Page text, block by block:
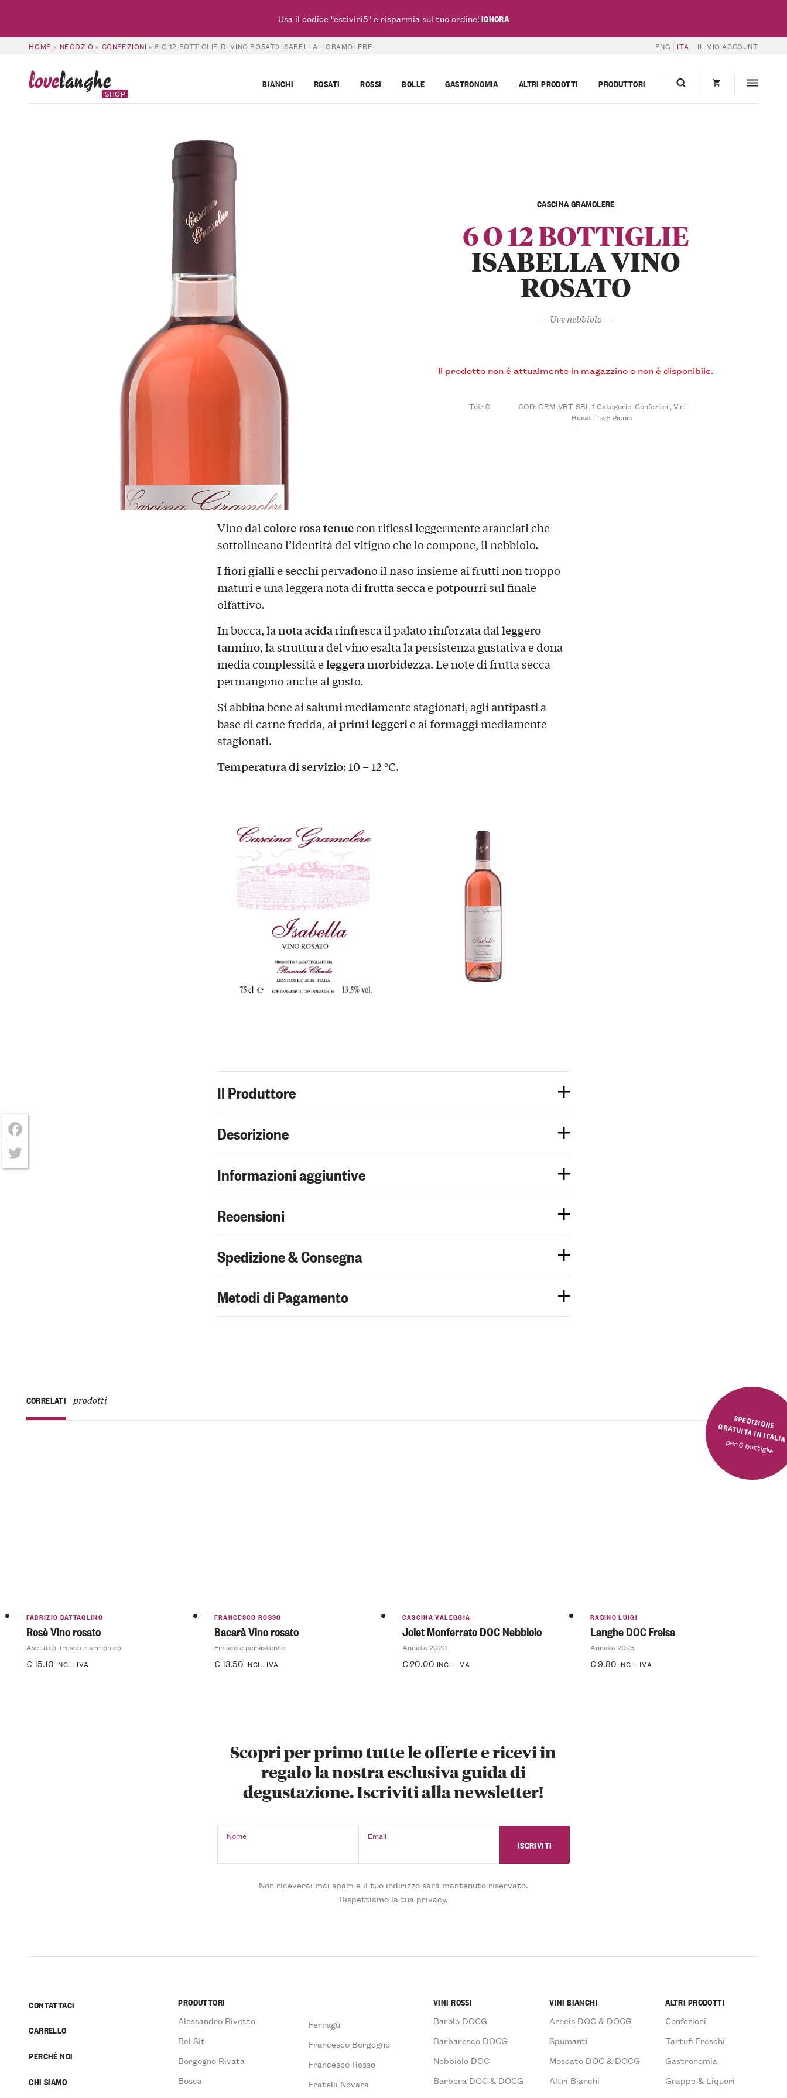
HOME » NEGOZIO » CONFEZIONI »6 O 12 BOTTIGLIE DI VINO ROSATO ISABELLA – GRAMOLERE ENG ITA IL MIO ACCOUNT
lovelanghe
SHOP
BIANCHI ROSATI ROSSI BOLLE GASTRONOMIA ALTRI PRODOTTI PRODUTTORI
CASCINA GRAMOLERE
6 O 12 BOTTIGLIE
ISABELLA VINO
ROSATO
— Uve nebbiolo —
Il prodotto non è attualmente in magazzino e non è disponibile.
Tot: € COD:GRM-VRT-SBL-1 Categorie:Confezioni,Vini
RosatiTag: Picnic
Vino dalcolore rosa tenuecon riflessi leggermente aranciati che
sottolineano l’identità del vitigno che lo compone, il nebbiolo.
Ifiori gialli e secchipervadono il naso insieme ai frutti non troppo
maturi e una leggera nota difrutta seccaepotpourrisul finale
olfattivo.
In bocca, lanota acidarinfresca il palato rinforzata dalleggero
tannino, la struttura del vino esalta la persistenza gustativa e dona
media complessità eleggera morbidezza. Le note di frutta secca
permangono anche al gusto.
Si abbina bene aisalumimediamente stagionati, agliantipasti a
base di carne fredda, aiprimi leggerie aiformaggimediamente
stagionati.
Temperatura di servizio: 10 – 12 °C.
Il Produttore
Descrizione
Informazioni aggiuntive
Recensioni
Spedizione & Consegna
Metodi di Pagamento
SPEDIZIONE GRATUITA IN ITALIA
per 6 bottiglie
CORRELATI prodotti
FABRIZIO BATTAGLINO
Rosè Vino rosato
Asciutto, fresco e armonico
€15.10 INCL. IVA
FRANCESCO ROSSO
Bacarà Vino rosato
Fresco e persistente
€13.50 INCL. IVA
CASCINA VALEGGIA
Jolet Monferrato DOC Nebbiolo
Annata 2020
€20.00 INCL. IVA
RABINO LUIGI
Langhe DOC Freisa
Annata 2025
€9.80 INCL. IVA
Scopri per primo tutte le offerte e ricevi in
regalo la nostra esclusiva guida di
degustazione. Iscriviti alla newsletter!
Nome Email
Non riceverai mai spam e il tuo indirizzo sarà mantenuto riservato.
Rispettiamo la tua privacy.
CONTATTACI
CARRELLO
PERCHÉ NOI
CHI SIAMO
PRODUTTORI
Alessandro Rivetto
Bel Sit
Borgogno Rivata
Bosca
Ferragù
Francesco Borgogno
Francesco Rosso
Fratelli Novara
VINI ROSSI
Barolo DOCG
Barbaresco DOCG
Nebbiolo DOC
Barbera DOC & DOCG
VINI BIANCHI
Arneis DOC & DOCG
Spumanti
Moscato DOC & DOCG
Altri Bianchi
ALTRI PRODOTTI
Confezioni
Tartufi Freschi
Gastronomia
Grappe & Liquori
Facebook
Twitter
Usa il codice "estivini5" e risparmia sul tuo ordine!IGNORA